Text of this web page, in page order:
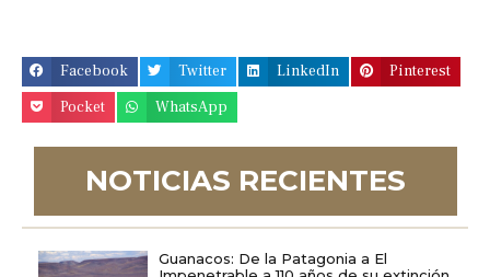
Facebook Twitter LinkedIn
Pinterest
Pocket
WhatsApp
NOTICIAS RECIENTES
Guanacos: De la Patagonia a El